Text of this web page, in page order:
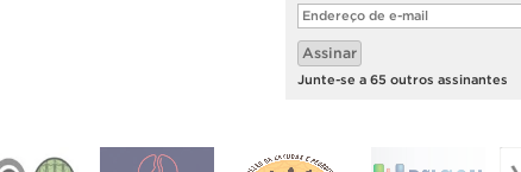
Endereço
de
e-
mail
Assinar
Junte-se a 65 outros assinantes